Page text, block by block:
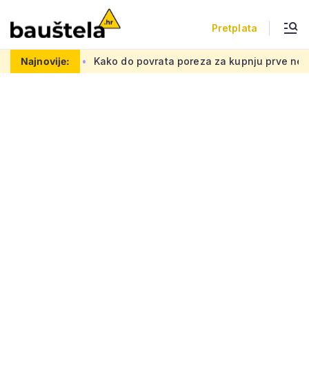
Pretplata
Najnovije:
mrežu Kako do povrata poreza za kupnju prve